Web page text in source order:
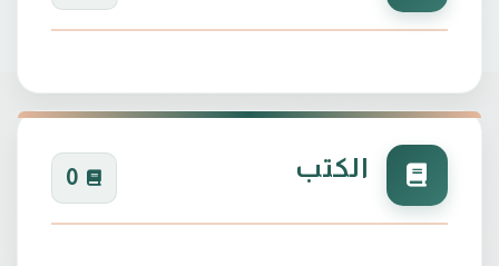
الكتب 0